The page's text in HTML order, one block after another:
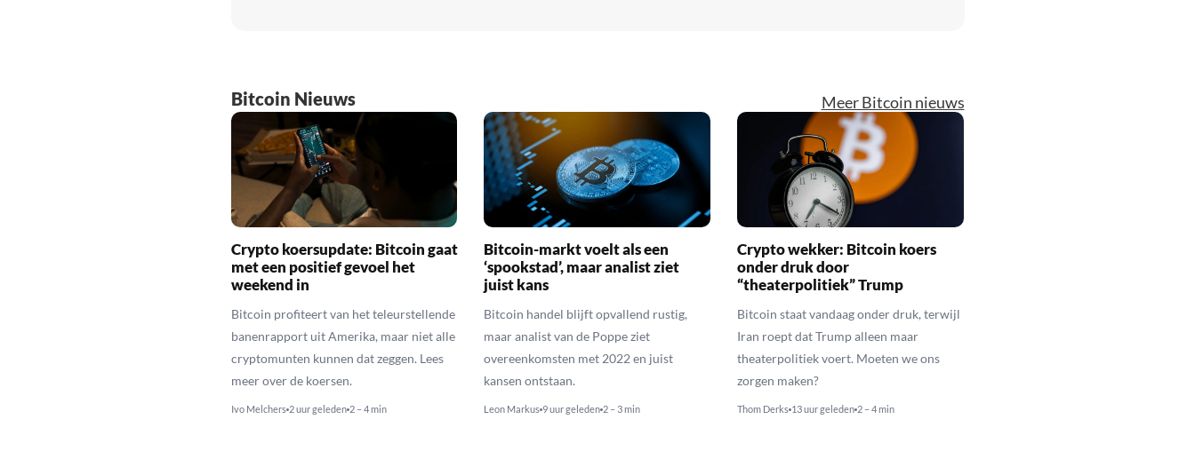
Bitcoin Nieuws Meer Bitcoin nieuws
Crypto koersupdate: Bitcoin gaat
met een positief gevoel het
weekend in
Bitcoin profiteert van het teleurstellende
banenrapport uit Amerika, maar niet alle
cryptomunten kunnen dat zeggen. Lees
meer over de koersen.
Ivo Melchers 2 uur geleden 2 – 4 min
Bitcoin-markt voelt als een
‘spookstad’, maar analist ziet
juist kans
Bitcoin handel blijft opvallend rustig,
maar analist van de Poppe ziet
overeenkomsten met 2022 en juist
kansen ontstaan.
Leon Markus 9 uur geleden 2 – 3 min
Crypto wekker: Bitcoin koers
onder druk door
“theaterpolitiek” Trump
Bitcoin staat vandaag onder druk, terwijl
Iran roept dat Trump alleen maar
theaterpolitiek voert. Moeten we ons
zorgen maken?
Thom Derks 13 uur geleden 2 – 4 min